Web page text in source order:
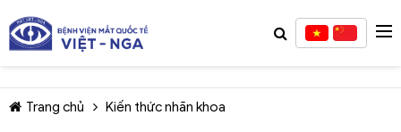
Trang chủ Kiến thức nhãn khoa